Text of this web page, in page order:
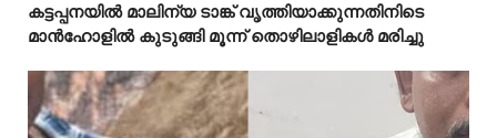
  
കട്ടപ്പനയിൽ മാലിന്യ ടാങ്ക് വൃത്തിയാക്കുന്നതിനിടെ
മാൻഹോളിൽ കുടുങ്ങി മൂന്ന് തൊഴിലാളികൾ മരിച്ചു